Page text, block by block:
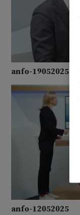
anfo-19052025
anfo-12052025